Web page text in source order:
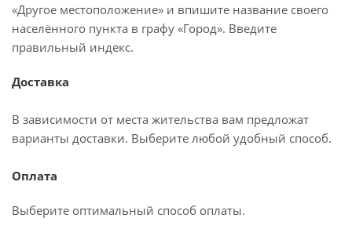
«Другое местоположение» и впишите название своего
населённого пункта в графу «Город». Введите
правильный индекс.
Доставка
В зависимости от места жительства вам предложат
варианты доставки. Выберите любой удобный способ.
Оплата
Выберите оптимальный способ оплаты.